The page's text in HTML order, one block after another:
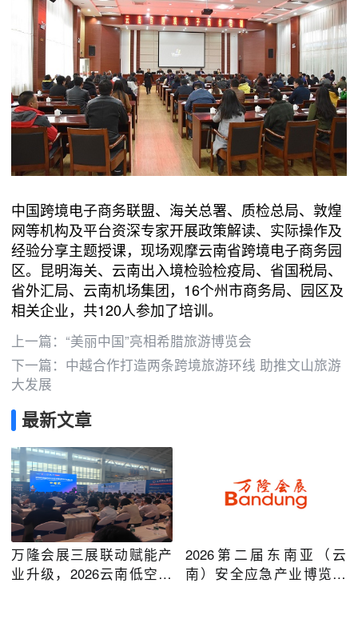
中国跨境电子商务联盟、海关总署、质检总局、敦煌
网等机构及平台资深专家开展政策解读、实际操作及
经验分享主题授课，现场观摩云南省跨境电子商务园
区。昆明海关、云南出入境检验检疫局、省国税局、
省外汇局、云南机场集团，16个州市商务局、园区及
相关企业，共120人参加了培训。
上一篇： “美丽中国”亮相希腊旅游博览会
下一篇： 中越合作打造两条跨境旅游环线 助推文山旅游
大发展
最新文章
万隆会展三展联动赋能产
业升级，2026云南低空经
2026第二届东南亚（云
南）安全应急产业博览会